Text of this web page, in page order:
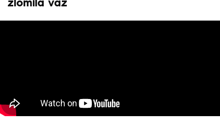
zlomila vaz